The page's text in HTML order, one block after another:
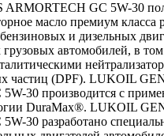
GC 5W-30
масло премиум класса
и дизельных
автомобилей, в
частиц (DPF). LUKOIL
30 производится с
DuraMax®. LUKOIL
30 разработано